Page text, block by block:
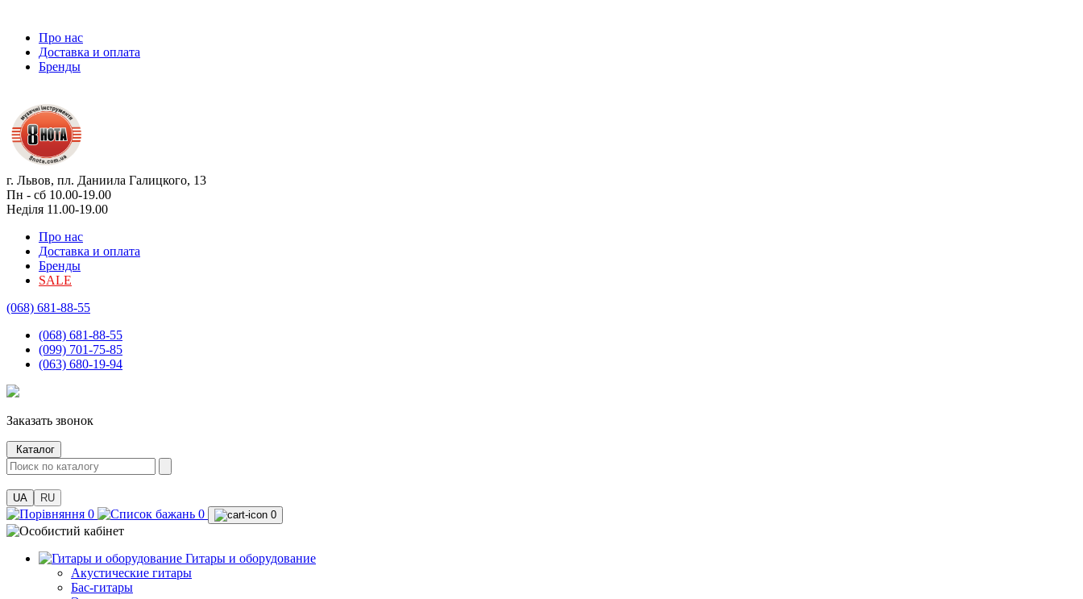
Про нас
Доставка и оплата
Бренды
г. Львов, пл. Даниила Галицкого, 13
Пн - сб 10.00-19.00
Неділя 11.00-19.00
Про нас
Доставка и оплата
Бренды
SALE
(068) 681-88-55
(068) 681-88-55
(099) 701-75-85
(063) 680-19-94
Заказать звонок
Каталог
UA RU
0 0 0
Гитары и оборудование
Акустические гитары
Бас-гитары